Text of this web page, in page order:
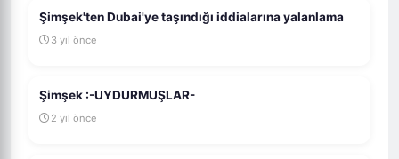
Şimşek'ten Dubai'ye taşındığı iddialarına yalanlama
3 yıl önce
Şimşek :-UYDURMUŞLAR-
2 yıl önce